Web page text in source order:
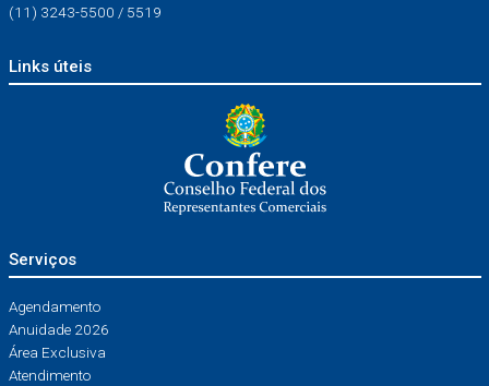
(11) 3243-5500 / 5519
Links úteis
Serviços
Agendamento
Anuidade 2026
Área Exclusiva
Atendimento